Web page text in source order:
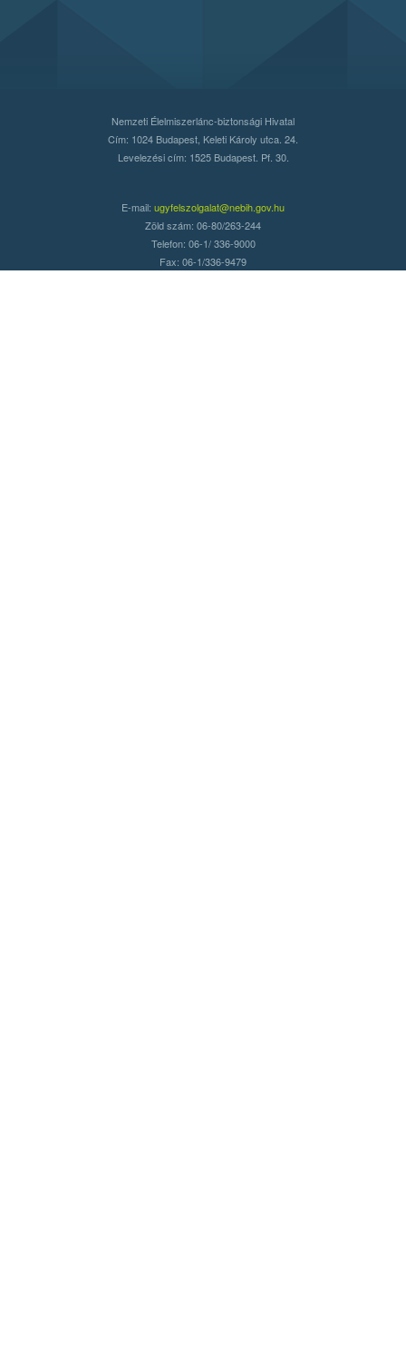
Nemzeti Élelmiszerlánc-biztonsági Hivatal
Cím: 1024 Budapest, Keleti Károly utca. 24.
Levelezési cím: 1525 Budapest. Pf. 30.
E-mail: ugyfelszolgalat@nebih.gov.hu
Zöld szám: 06-80/263-244
Telefon: 06-1/ 336-9000
Fax: 06-1/336-9479